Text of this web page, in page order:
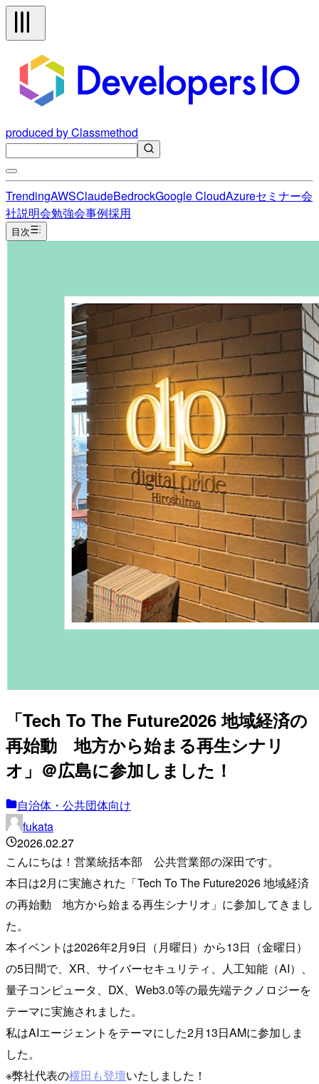
produced by Classmethod
TrendingAWSClaudeBedrockGoogle CloudAzureセミナー会
社説明会勉強会事例採用
目次
「Tech To The Future2026 地域経済の
再始動 地方から始まる再生シナリ
オ」＠広島に参加しました！
自治体・公共団体向け
fukata
2026.02.27
こんにちは！営業統括本部 公共営業部の深田です。
本日は2月に実施された「Tech To The Future2026 地域経済
の再始動 地方から始まる再生シナリオ」に参加してきまし
た。
本イベントは2026年2月9日（月曜日）から13日（金曜日）
の5日間で、XR、サイバーセキュリティ、人工知能（AI）、
量子コンピュータ、DX、Web3.0等の最先端テクノロジーを
テーマに実施されました。
私はAIエージェントをテーマにした2月13日AMに参加しま
した。
※弊社代表の横田も登壇いたしました！